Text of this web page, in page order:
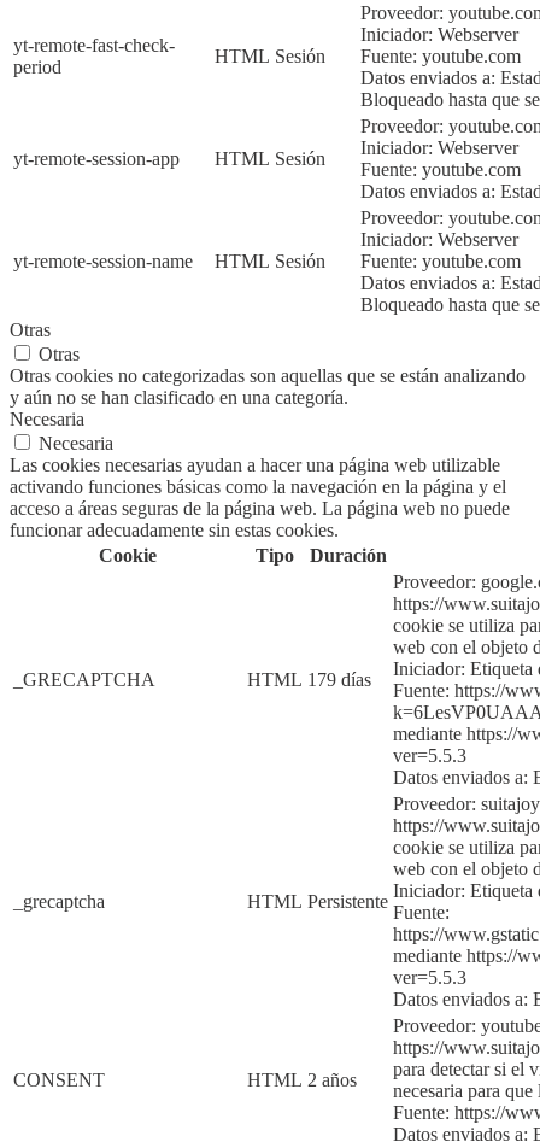
yt-remote-fast-check-
period
HTML Sesión
Proveedor:
Iniciador: Webserver
Fuente: youtube.com
Datos enviados a:
Bloqueado hasta que
yt-remote-session-app HTML Sesión
Proveedor:
Iniciador: Webserver
Fuente: youtube.com
Datos enviados a:
yt-remote-session-name HTML Sesión
Proveedor:
Iniciador: Webserver
Fuente: youtube.com
Datos enviados a:
Bloqueado hasta que
Otras
Otras
Otras cookies no categorizadas son aquellas que se están analizando
y aún no se han clasificado en una categoría.
Necesaria
Necesaria
Las cookies necesarias ayudan a hacer una página web utilizable
activando funciones básicas como la navegación en la página y el
acceso a áreas seguras de la página web. La página web no puede
funcionar adecuadamente sin estas cookies.
Cookie
Tipo Duración
_GRECAPTCHA HTML 179 días
Proveedor:
https://
cookie se utiliza
web con el objeto
Iniciador: Etiqueta
Fuente: https://
mediante https://
ver=5.5.3
Datos enviados a:
_grecaptcha HTML Persistente
Proveedor:
https://
cookie se utiliza
web con el objeto
Iniciador: Etiqueta
Fuente:
https://
mediante https://
ver=5.5.3
Datos enviados a:
CONSENT HTML 2 años
Proveedor:
https://
para detectar si el
necesaria para
Fuente: https://
Datos enviados a: